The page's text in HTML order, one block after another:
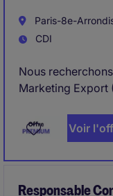
Paris-8e-
CDI
Nous
Marketing Export
projets à forte
France, Paris-8e-
gestion d'agents
Voir
Responsable